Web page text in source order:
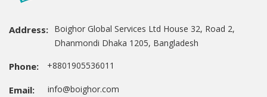
Address: Boighor Global Services Ltd House 32, Road 2,
Dhanmondi Dhaka 1205, Bangladesh
Phone: +8801905536011
Email: info@boighor.com